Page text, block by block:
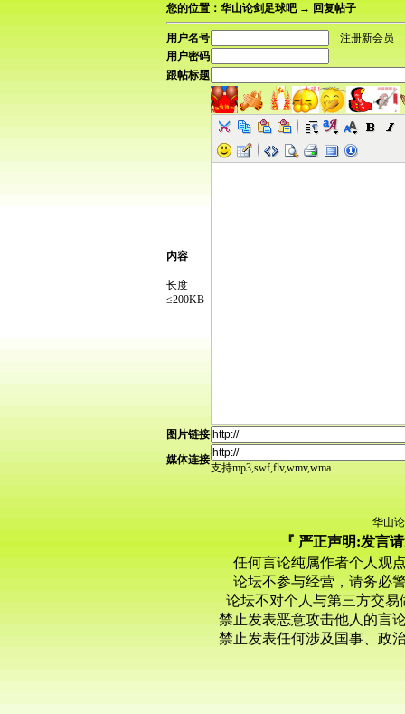
您的位置：华山论剑足球吧 → 回复帖子
用户名号
注册新会员
用户密码
跟帖标题
内容
长度
≤200KB
图片链接
媒体连接
支持mp3,swf,flv,wmv,wma
华山
『 严正声明:发言
任何言论纯属作者个人观
论坛不参与经营，请务必
论坛不对个人与第三方交
禁止发表恶意攻击他人的言
禁止发表任何涉及国事、政